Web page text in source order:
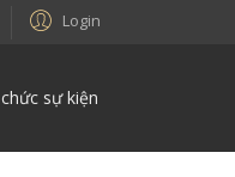
Login
sự kiện